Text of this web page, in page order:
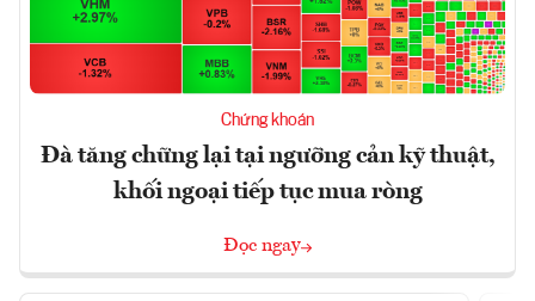
Chứng khoán
Đà tăng chững lại tại ngưỡng cản kỹ thuật,
khối ngoại tiếp tục mua ròng
Đọc ngay